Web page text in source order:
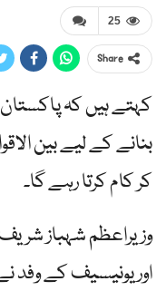
25
Share
کہتے ہیں کہ
بنانے کے لیے بین
کر کام کرتا رہے گا۔
وزیراعظم شہباز
اور یونیسیف کے وفد